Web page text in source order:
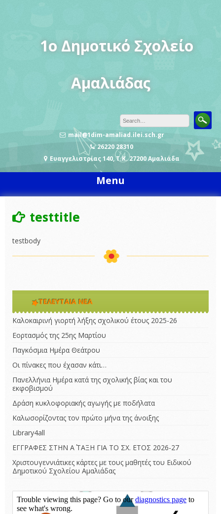
1o Δημοτικό Σχολείο
Αμαλιάδας
mail@1dim-amaliad.ilei.sch.gr
26220 28310
Ευαγγελιστρίας 140, Τ.Κ. 27200 Αμαλιάδα
Menu
testtitle
testbody
ΤΕΛΕΥΤΑΊΑ ΝΈΑ
Καλοκαιρινή γιορτή λήξης σχολικού έτους 2025-26
Εορτασμός της 25ης Μαρτίου
Παγκόσμια Ημέρα Θεάτρου
Οι πίνακες που έχασαν κάτι…
Πανελλήνια Ημέρα κατά της σχολικής βίας και του
εκφοβισμού
Δράση κυκλοφοριακής αγωγής με ποδήλατα
Καλωσορίζοντας τον πρώτο μήνα της άνοιξης
Library4all
ΕΓΓΡΑΦΕΣ ΣΤΗΝ Α΄ ΤΑΞΗ ΓΙΑ ΤΟ ΣΧ. ΕΤΟΣ 2026-27
Χριστουγεννιάτικες κάρτες με τους μαθητές του Ειδικού
Δημοτικού Σχολείου Αμαλιάδας